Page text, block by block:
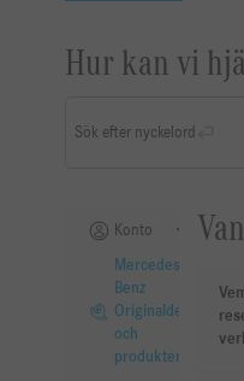
Hur kan vi
Sök efter nyckelord
Konto
Mercedes-
Benz
Originaldelar
och
produkter